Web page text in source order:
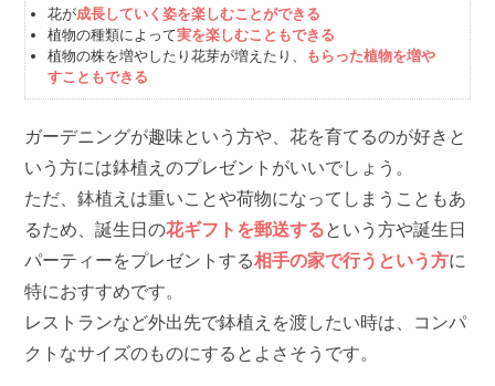
花が成長していく姿を楽しむことができる
植物の種類によって実を楽しむこともできる
植物の株を増やしたり花芽が増えたり、
もらった植物を増や
すこともできる
ガーデニングが趣味という方や、花を育てるのが好きと
いう方には鉢植えのプレゼントがいいでしょう。
ただ、鉢植えは重いことや荷物になってしまうこともあ
るため、誕生日の花ギフトを郵送するという方や誕生日
パーティーをプレゼントする相手の家で行うという方に
特におすすめです。
レストランなど外出先で鉢植えを渡したい時は、コンパ
クトなサイズのものにするとよさそうです。